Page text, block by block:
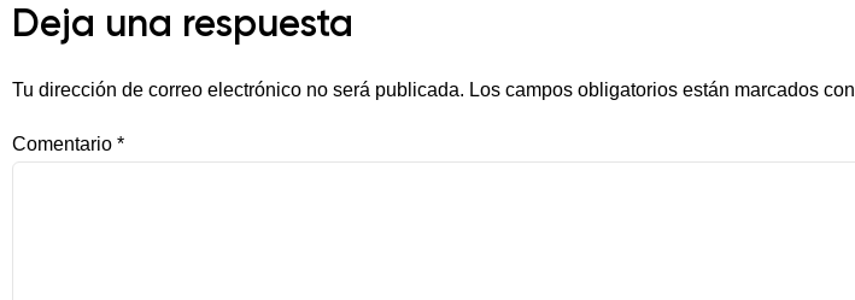
Deja una respuesta
Tu dirección de correo electrónico no será publicada. Los campos obligatorios están marcados con
Comentario *